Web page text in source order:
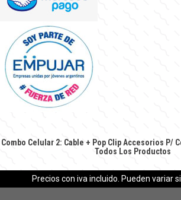
Combo Celular 2: Cable + Pop Clip Accesorios P/
Todos Los Productos
Precios con iva incluido. Pueden variar